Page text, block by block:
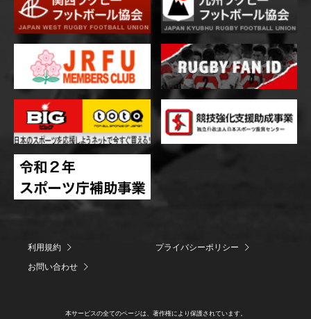
利用規約
プライバシーポリシー
お問い合わせ
本サービスの全てのページは、著作権により保護されています。